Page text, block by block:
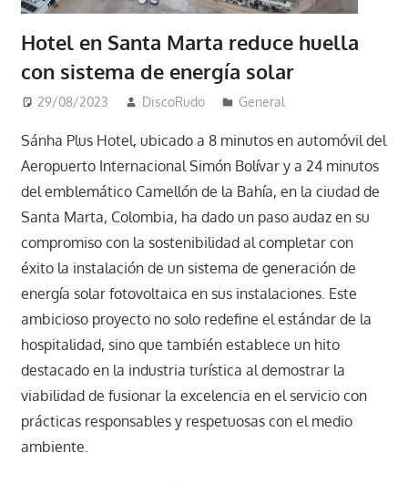
Hotel en Santa Marta reduce huella
con sistema de energía solar
29/08/2023 DiscoRudo General
Sánha Plus Hotel, ubicado a 8 minutos en automóvil del
Aeropuerto Internacional Simón Bolívar y a 24 minutos
del emblemático Camellón de la Bahía, en la ciudad de
Santa Marta, Colombia, ha dado un paso audaz en su
compromiso con la sostenibilidad al completar con
éxito la instalación de un sistema de generación de
energía solar fotovoltaica en sus instalaciones. Este
ambicioso proyecto no solo redefine el estándar de la
hospitalidad, sino que también establece un hito
destacado en la industria turística al demostrar la
viabilidad de fusionar la excelencia en el servicio con
prácticas responsables y respetuosas con el medio
ambiente.